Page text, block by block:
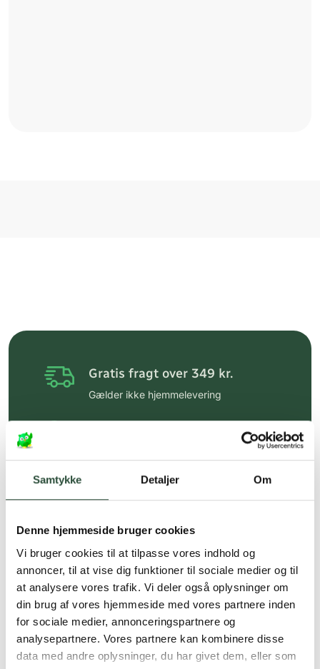
Samtykke Detaljer Om
Denne hjemmeside bruger cookies
Vi bruger cookies til at tilpasse vores indhold og
annoncer, til at vise dig funktioner til sociale medier og til
at analysere vores trafik. Vi deler også oplysninger om
din brug af vores hjemmeside med vores partnere inden
for sociale medier, annonceringspartnere og
analysepartnere. Vores partnere kan kombinere disse
data med andre oplysninger, du har givet dem, eller som
Gratis fragt over 349 kr.
Gælder ikke hjemmelevering
på:kundeservice@uglecare.dk
Hurtig levering (30 min. i Kbh)
Faste lave priser*
*Gælder ikke ernæringsprodukter.
Stort udvalg af kendte
produkter
Vi tilbyder et stort udvalg af kendte
cremer, vitaminer og andre spændende